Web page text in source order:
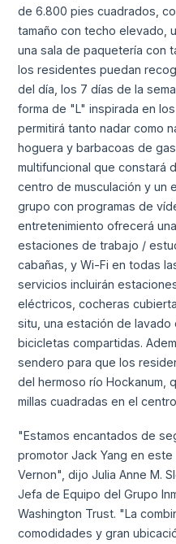
de 6.800 pies cuadrados,
tamaño con techo elevado,
una sala de paquetería con
los residentes puedan
del día, los 7 días de la
forma de "L" inspirada en
permitirá tanto nadar como
hoguera y barbacoas de
multifuncional que constará
centro de musculación y un
grupo con programas de
entretenimiento ofrecerá
estaciones de trabajo /
cabañas, y Wi-Fi en todas
servicios incluirán
eléctricos, cocheras
situ, una estación de
bicicletas compartidas.
sendero para que los
del hermoso río Hockanum,
millas cuadradas en el
"Estamos encantados de
promotor Jack Yang en
Vernon", dijo Julia Anne M.
Jefa de Equipo del Grupo
Washington Trust. "La
comodidades y gran